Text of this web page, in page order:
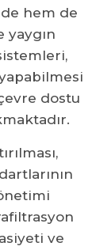
Kadardır?
Fark
ile
Sistemi
hem de
yaygın
dostu
ve